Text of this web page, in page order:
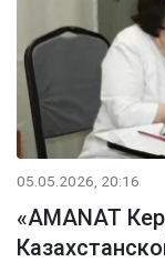
05.05.2026, 20:16
«AMANAT